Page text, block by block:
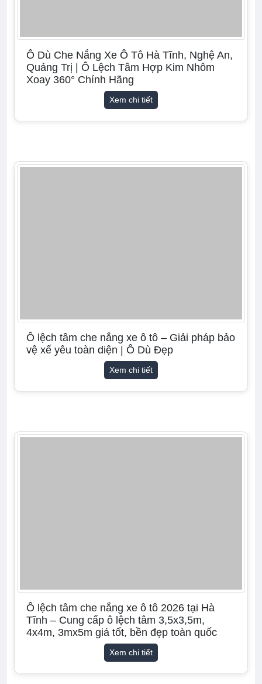
Ô Dù Che Nắng Xe Ô Tô Hà Tĩnh, Nghệ An,
Quảng Trị | Ô Lệch Tâm Hợp Kim Nhôm
Xoay 360° Chính Hãng
Xem chi tiết
Ô lệch tâm che nắng xe ô tô – Giải pháp bảo
vệ xế yêu toàn diện | Ô Dù Đẹp
Xem chi tiết
Ô lệch tâm che nắng xe ô tô 2026 tại Hà
Tĩnh – Cung cấp ô lệch tâm 3,5x3,5m,
4x4m, 3mx5m giá tốt, bền đẹp toàn quốc
Xem chi tiết